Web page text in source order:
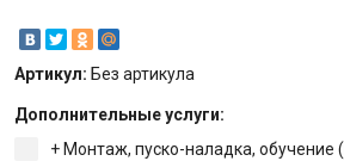
Артикул: Без артикула
Дополнительные услуги:
+ Монтаж, пуско-наладка, обучение